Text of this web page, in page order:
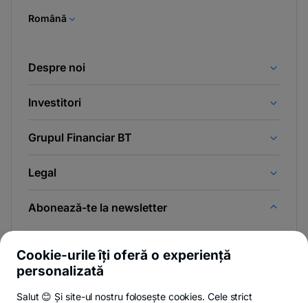
Română
Despre noi
Investitori
Grupul Financiar BT
Legal
Abonează-te la newsletter
Poți renunța oricând,vezi detalii-
.
Cookie-urile îți oferă o experiență
personalizată
Salut 😊 Și site-ul nostru folosește cookies. Cele strict